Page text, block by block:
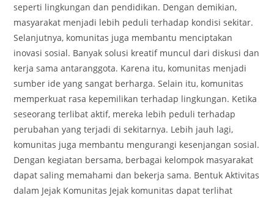
seperti lingkungan dan pendidikan. Dengan demikian,
masyarakat menjadi lebih peduli terhadap kondisi sekitar.
Selanjutnya, komunitas juga membantu menciptakan
inovasi sosial. Banyak solusi kreatif muncul dari diskusi dan
kerja sama antaranggota. Karena itu, komunitas menjadi
sumber ide yang sangat berharga. Selain itu, komunitas
memperkuat rasa kepemilikan terhadap lingkungan. Ketika
seseorang terlibat aktif, mereka lebih peduli terhadap
perubahan yang terjadi di sekitarnya. Lebih jauh lagi,
komunitas juga membantu mengurangi kesenjangan sosial.
Dengan kegiatan bersama, berbagai kelompok masyarakat
dapat saling memahami dan bekerja sama. Bentuk Aktivitas
dalam Jejak Komunitas Jejak komunitas dapat terlihat